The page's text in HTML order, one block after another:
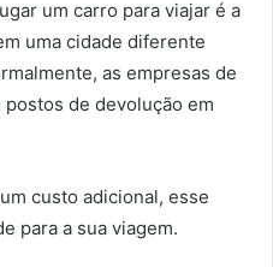
um carro para viajar é a
uma cidade diferente
as empresas de
de devolução em
custo adicional, esse
para a sua viagem.